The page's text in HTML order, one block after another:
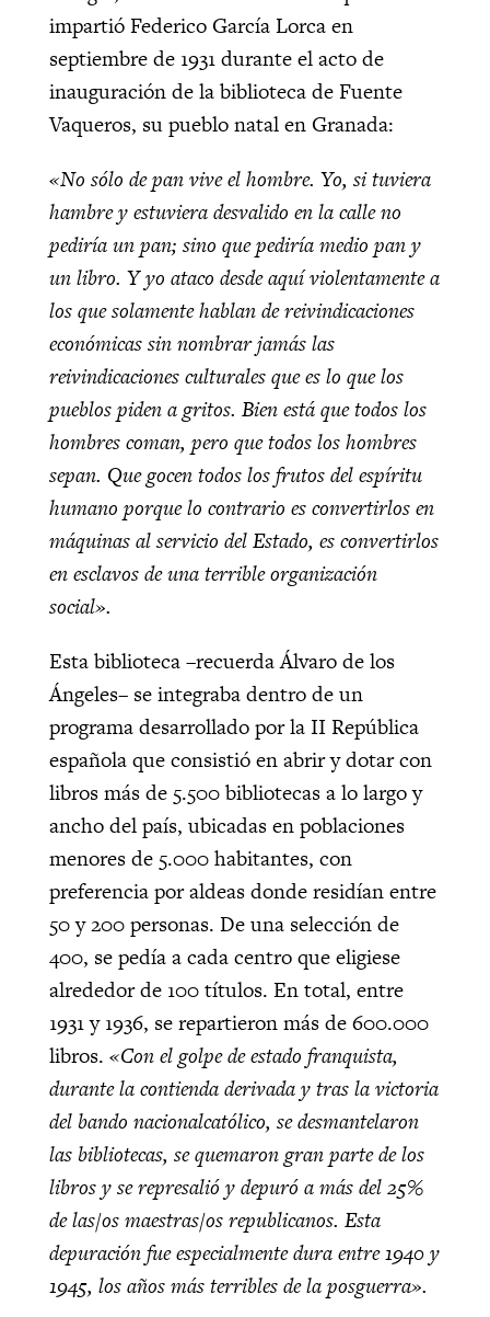
impartió Federico García Lorca en
septiembre de 1931 durante el acto de
inauguración de la biblioteca de Fuente
Vaqueros, su pueblo natal en Granada:
«No sólo de pan vive el hombre. Yo, si tuviera
hambre y estuviera desvalido en la calle no
pediría un pan; sino que pediría medio pan y
un libro. Y yo ataco desde aquí violentamente a
los que solamente hablan de reivindicaciones
económicas sin nombrar jamás las
reivindicaciones culturales que es lo que los
pueblos piden a gritos. Bien está que todos los
hombres coman, pero que todos los hombres
sepan. Que gocen todos los frutos del espíritu
humano porque lo contrario es convertirlos en
máquinas al servicio del Estado, es convertirlos
en esclavos de una terrible organización
social».
Esta biblioteca –recuerda Álvaro de los
Ángeles– se integraba dentro de un
programa desarrollado por la II República
española que consistió en abrir y dotar con
libros más de 5.500 bibliotecas a lo largo y
ancho del país, ubicadas en poblaciones
menores de 5.000 habitantes, con
preferencia por aldeas donde residían entre
50 y 200 personas. De una selección de
400, se pedía a cada centro que eligiese
alrededor de 100 títulos. En total, entre
1931 y 1936, se repartieron más de 600.000
libros. «Con el golpe de estado franquista,
durante la contienda derivada y tras la victoria
del bando nacionalcatólico, se desmantelaron
las bibliotecas, se quemaron gran parte de los
libros y se represalió y depuró a más del 25%
de las/os maestras/os republicanos. Esta
depuración fue especialmente dura entre 1940 y
1945, los años más terribles de la posguerra».